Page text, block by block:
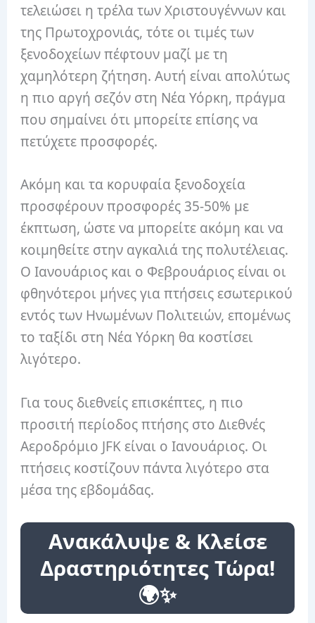
τελειώσει η τρέλα των Χριστουγέννων και
της Πρωτοχρονιάς, τότε οι τιμές των
ξενοδοχείων πέφτουν μαζί με τη
χαμηλότερη ζήτηση. Αυτή είναι απολύτως
η πιο αργή σεζόν στη Νέα Υόρκη, πράγμα
που σημαίνει ότι μπορείτε επίσης να
πετύχετε προσφορές.
Ακόμη και τα κορυφαία ξενοδοχεία
προσφέρουν προσφορές 35-50% με
έκπτωση, ώστε να μπορείτε ακόμη και να
κοιμηθείτε στην αγκαλιά της πολυτέλειας.
Ο Ιανουάριος και ο Φεβρουάριος είναι οι
φθηνότεροι μήνες για πτήσεις εσωτερικού
εντός των Ηνωμένων Πολιτειών, επομένως
το ταξίδι στη Νέα Υόρκη θα κοστίσει
λιγότερο.
Για τους διεθνείς επισκέπτες, η πιο
προσιτή περίοδος πτήσης στο Διεθνές
Αεροδρόμιο JFK είναι ο Ιανουάριος. Οι
πτήσεις κοστίζουν πάντα λιγότερο στα
μέσα της εβδομάδας.
Ανακάλυψε & Κλείσε
Δραστηριότητες Τώρα!
🌍✨